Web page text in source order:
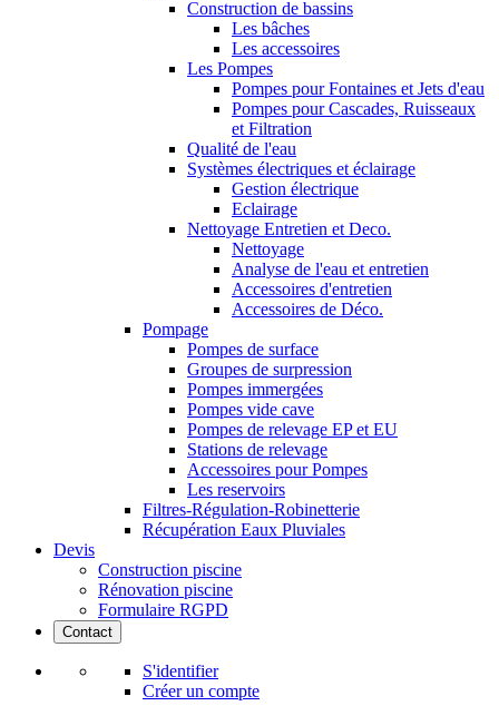
Construction de bassins
Les bâches
Les accessoires
Les Pompes
Pompes pour Fontaines et Jets d'eau
Pompes pour Cascades, Ruisseaux
et Filtration
Qualité de l'eau
Systèmes électriques et éclairage
Gestion électrique
Eclairage
Nettoyage Entretien et Deco.
Nettoyage
Analyse de l'eau et entretien
Accessoires d'entretien
Accessoires de Déco.
Pompage
Pompes de surface
Groupes de surpression
Pompes immergées
Pompes vide cave
Pompes de relevage EP et EU
Stations de relevage
Accessoires pour Pompes
Les reservoirs
Filtres-Régulation-Robinetterie
Récupération Eaux Pluviales
Devis
Construction piscine
Rénovation piscine
Formulaire RGPD
Contact
S'identifier
Créer un compte